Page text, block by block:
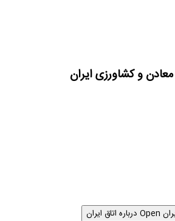
معادن و کشاورزی ایران
Open درباره اتاق ایران